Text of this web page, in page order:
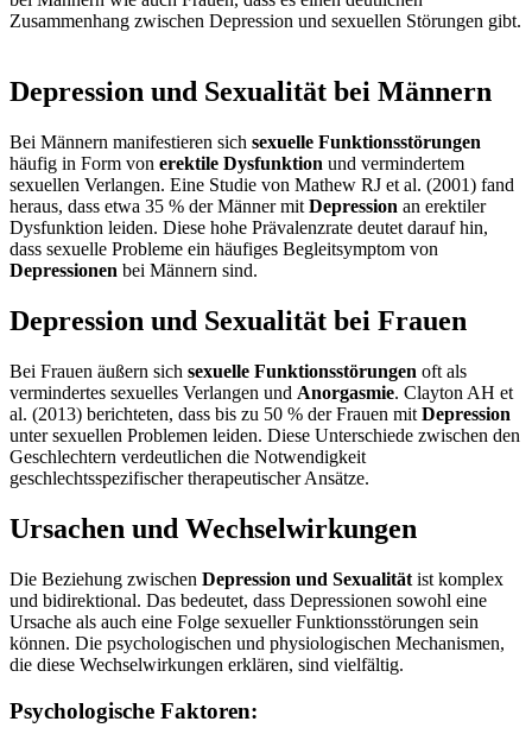
Zusammenhang zwischen Depression und sexuellen Störungen gibt.
Depression und Sexualität bei Männern
Bei Männern manifestieren sich sexuelle Funktionsstörungen
häufig in Form von erektile Dysfunktion und vermindertem
sexuellen Verlangen. Eine Studie von Mathew RJ et al. (2001) fand
heraus, dass etwa 35 % der Männer mit Depression an erektiler
Dysfunktion leiden. Diese hohe Prävalenzrate deutet darauf hin,
dass sexuelle Probleme ein häufiges Begleitsymptom von
Depressionen bei Männern sind.
Depression und Sexualität bei Frauen
Bei Frauen äußern sich sexuelle Funktionsstörungen oft als
vermindertes sexuelles Verlangen und Anorgasmie. Clayton AH et
al. (2013) berichteten, dass bis zu 50 % der Frauen mit Depression
unter sexuellen Problemen leiden. Diese Unterschiede zwischen den
Geschlechtern verdeutlichen die Notwendigkeit
geschlechtsspezifischer therapeutischer Ansätze.
Ursachen und Wechselwirkungen
Die Beziehung zwischen Depression und Sexualität ist komplex
und bidirektional. Das bedeutet, dass Depressionen sowohl eine
Ursache als auch eine Folge sexueller Funktionsstörungen sein
können. Die psychologischen und physiologischen Mechanismen,
die diese Wechselwirkungen erklären, sind vielfältig.
Psychologische Faktoren: